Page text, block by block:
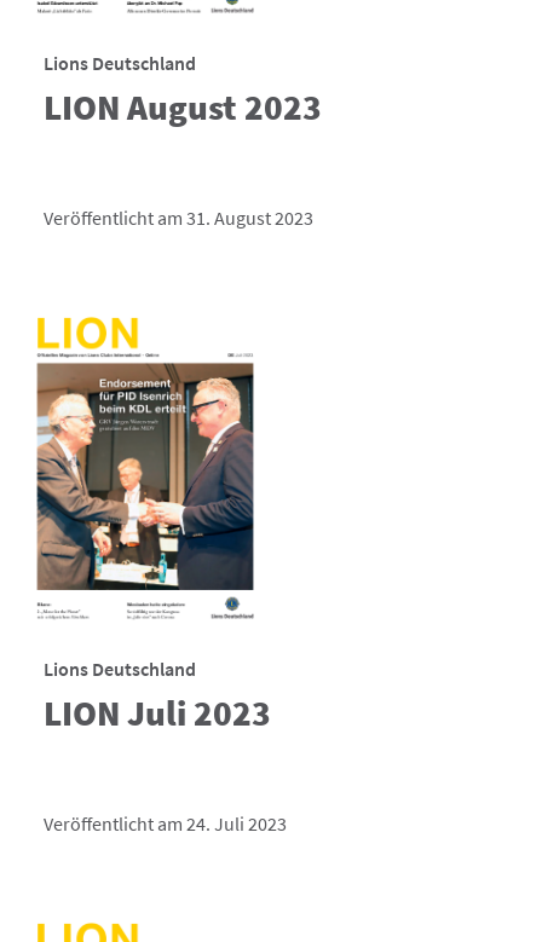
Lions Deutschland
LION August 2023
Veröffentlicht am 31. August 2023
Lions Deutschland
LION Juli 2023
Veröffentlicht am 24. Juli 2023